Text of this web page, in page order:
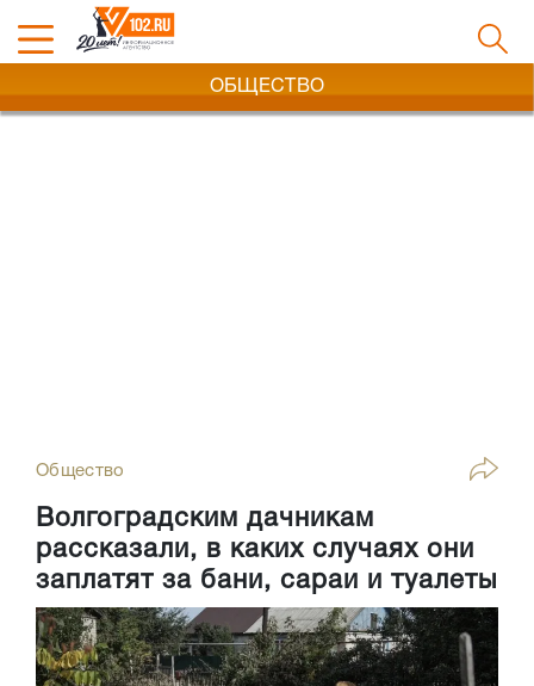
ОБЩЕСТВО
Общество
Волгоградским дачникам
рассказали, в каких случаях они
заплатят за бани, сараи и туалеты